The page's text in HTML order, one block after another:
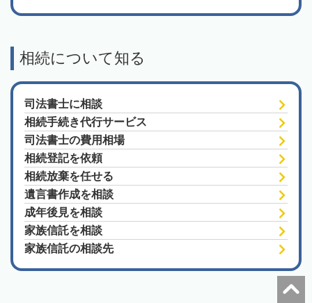
相続について知る
司法書士に相談
相続手続き代行サービス
司法書士の費用相場
相続登記を依頼
相続放棄を任せる
遺言書作成を相談
成年後見を相談
家族信託を相談
家族信託の相談先